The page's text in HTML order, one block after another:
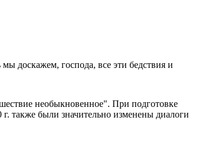
доскажем, господа, все эти бедствия и
необыкновенное". При подготовке
г. также были значительно изменены диалоги